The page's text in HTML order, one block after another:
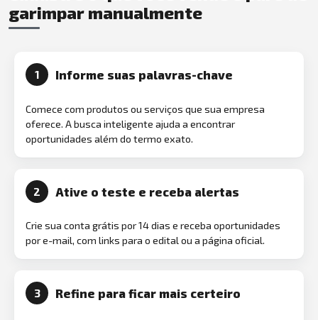
garimpar manualmente
1 Informe suas palavras-chave
Comece com produtos ou serviços que sua empresa
oferece. A busca inteligente ajuda a encontrar
oportunidades além do termo exato.
2 Ative o teste e receba alertas
Crie sua conta grátis por 14 dias e receba oportunidades
por e-mail, com links para o edital ou a página oficial.
3 Refine para ficar mais certeiro